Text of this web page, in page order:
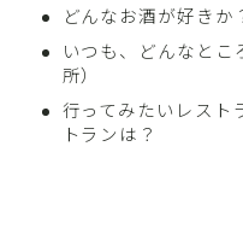
どんなお酒が好きか
いつも、どんなとこ
所）
行ってみたいレスト
トランは？